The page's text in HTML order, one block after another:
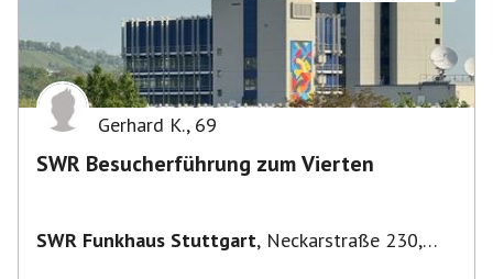
Gerhard K., 69
SWR Besucherführung zum Vierten
SWR Funkhaus Stuttgart, Neckarstraße 230,